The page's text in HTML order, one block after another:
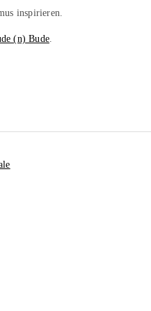
inspirieren.
(n) Bude